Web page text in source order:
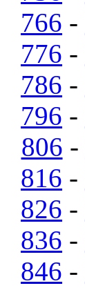
766 -
776 -
786 -
796 -
806 -
816 -
826 -
836 -
846 -